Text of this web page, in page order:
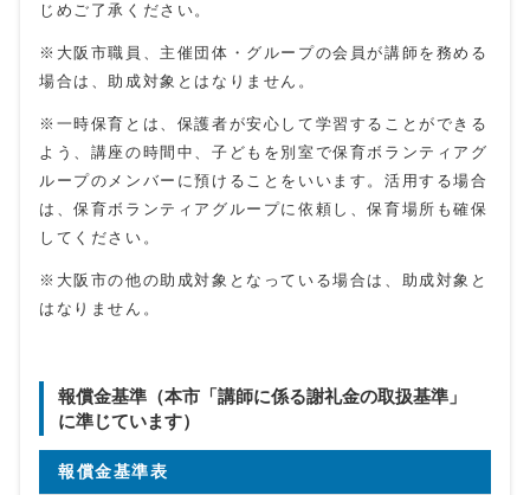
じめご了承ください。
※大阪市職員、主催団体・グループの会員が講師を務める
場合は、助成対象とはなりません。
※一時保育とは、保護者が安心して学習することができる
よう、講座の時間中、子どもを別室で保育ボランティアグ
ループのメンバーに預けることをいいます。活用する場合
は、保育ボランティアグループに依頼し、保育場所も確保
してください。
※大阪市の他の助成対象となっている場合は、助成対象と
はなりません。
報償金基準（本市「講師に係る謝礼金の取扱基準」
に準じています）
報償金基準表